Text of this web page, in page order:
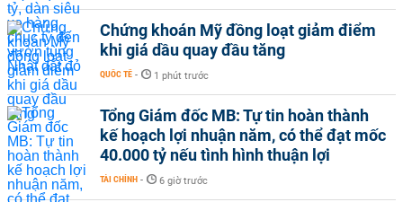
Chứng khoán Mỹ đồng loạt giảm điểm
khi giá dầu quay đầu tăng
QUỐC TẾ - 1 phút trước
Tổng Giám đốc MB: Tự tin hoàn thành
kế hoạch lợi nhuận năm, có thể đạt mốc
40.000 tỷ nếu tình hình thuận lợi
TÀI CHÍNH - 6 giờ trước